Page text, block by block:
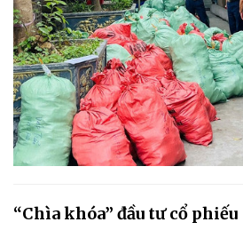
“Chìa khóa” đầu tư cổ phiếu